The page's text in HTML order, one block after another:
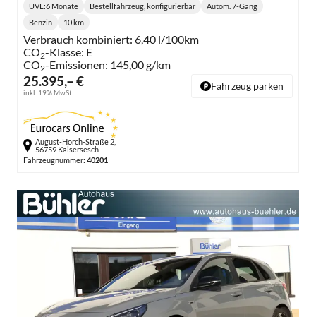
25.395,– €
inkl. 19% MwSt.
Lieferzeit:
UVL :6 Monate Bestellfahrzeug, konfigurierbar
Getriebe:
Autom. 7-Gang
Kraftstoff:
Benzin
Kilometerstand:
10 km
Verbrauch kombiniert: 6,40 l/100km
CO2-Klasse: E
CO2-Emissionen: 145,00 g/km
Fahrzeug parken
August-Horch-Straße 2,
56759 Kaisersesch
Fahrzeugnummer: 40201